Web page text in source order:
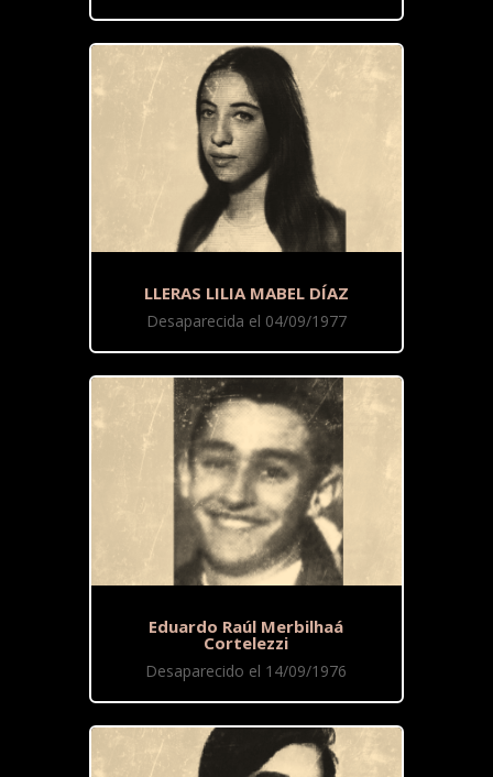
LLERAS LILIA MABEL DÍAZ
Desaparecida el 04/09/1977
Eduardo Raúl Merbilhaá
Cortelezzi
Desaparecido el 14/09/1976